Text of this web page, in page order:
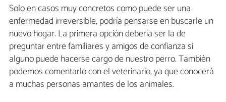
Solo en casos muy concretos como puede ser una
enfermedad irreversible, podría pensarse en buscarle un
nuevo hogar. La primera opción debería ser la de
preguntar entre familiares y amigos de confianza si
alguno puede hacerse cargo de nuestro perro. También
podemos comentarlo con el veterinario, ya que conocerá
a muchas personas amantes de los animales.